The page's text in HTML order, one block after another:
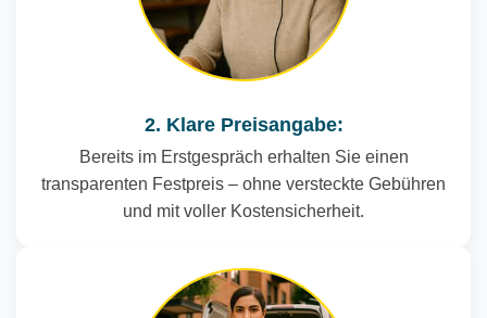
2. Klare Preisangabe:
Bereits im Erstgespräch erhalten Sie einen
transparenten Festpreis – ohne versteckte Gebühren
und mit voller Kostensicherheit.